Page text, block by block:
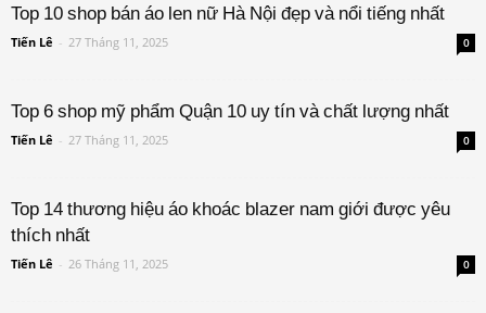
Top 10 shop bán áo len nữ Hà Nội đẹp và nổi tiếng nhất
Tiến Lê - 27 Tháng 11, 2025 0
Top 6 shop mỹ phẩm Quận 10 uy tín và chất lượng nhất
Tiến Lê - 27 Tháng 11, 2025 0
Top 14 thương hiệu áo khoác blazer nam giới được yêu
thích nhất
Tiến Lê - 26 Tháng 11, 2025 0